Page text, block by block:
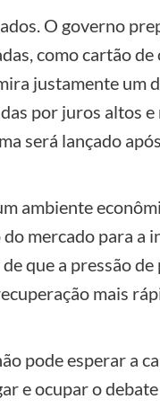
O governo
como cartão
justamente um
por juros altos
será lançado
ambiente
mercado para a
que a pressão
mais
pode esperar a
e ocupar o